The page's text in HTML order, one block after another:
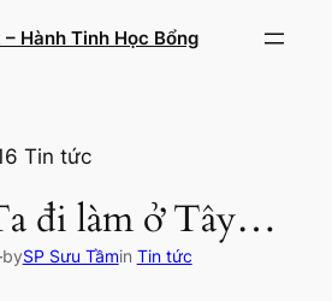
Hành Tinh Học Bổng
đi làm ở Tây…
bySP Sưu Tầmin Tin tức